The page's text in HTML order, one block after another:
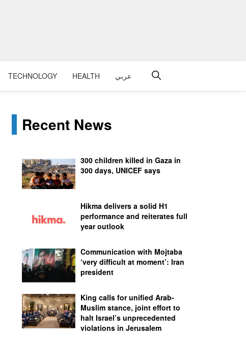
TECHNOLOGY HEALTH عربي
Recent News
300 children killed in Gaza in
300 days, UNICEF says
Hikma delivers a solid H1
performance and reiterates full
year outlook
Communication with Mojtaba
‘very difficult at moment’: Iran
president
King calls for unified Arab-
Muslim stance, joint effort to
halt Israel’s unprecedented
violations in Jerusalem